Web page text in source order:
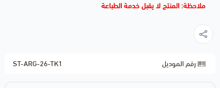
ملاحظة: المنتج لا يقبل خدمة الطباعة
رقم الموديل ST-ARG-26-TK1